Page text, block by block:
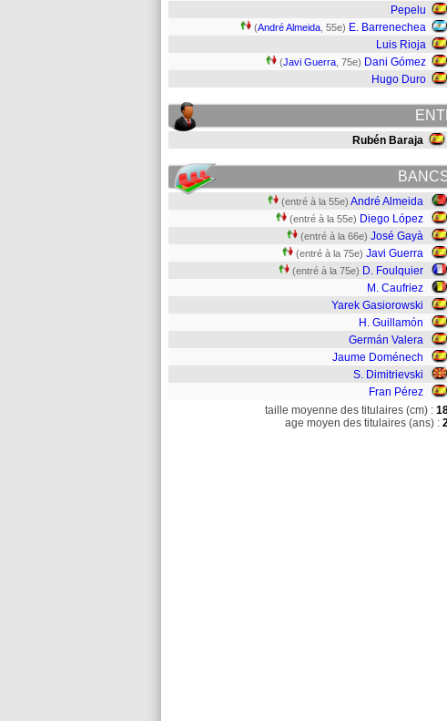
Pepelu
(André Almeida , 55e) E. Barrenechea
Luis Rioja
(Javi Guerra , 75e) Dani Gómez
Hugo Duro
Rubén Baraja
(entré à la 55e) André Almeida
(entré à la 55e) Diego López
(entré à la 66e) José Gayà
(entré à la 75e) Javi Guerra
(entré à la 75e) D. Foulquier
M. Caufriez
Yarek Gasiorowski
H. Guillamón
Germán Valera
Jaume Doménech
S. Dimitrievski
Fran Pérez
taille moyenne des titulaires (cm) :
age moyen des titulaires (ans) :